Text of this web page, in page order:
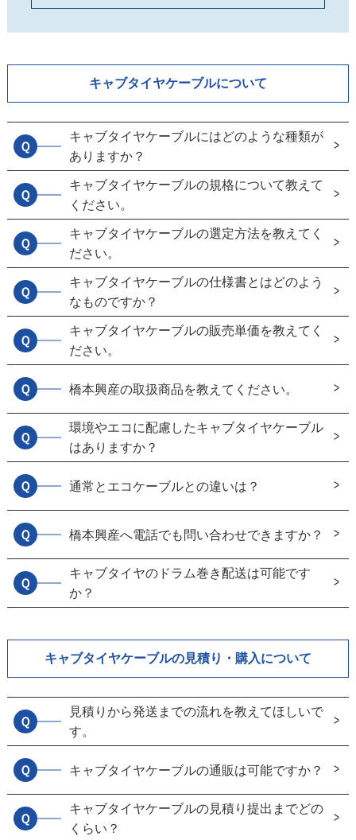
キャブタイヤケーブルについて
Ｑ
キャブタイヤケーブルにはどのような種類が
ありますか？
Ｑ
キャブタイヤケーブルの規格について教えて
ください。
Ｑ
キャブタイヤケーブルの選定方法を教えてく
ださい。
Ｑ
キャブタイヤケーブルの仕様書とはどのよう
なものですか？
Ｑ
キャブタイヤケーブルの販売単価を教えてく
ださい。
Ｑ 橋本興産の取扱商品を教えてください。
Ｑ
環境やエコに配慮したキャブタイヤケーブル
はありますか？
Ｑ 通常とエコケーブルとの違いは？
Ｑ 橋本興産へ電話でも問い合わせできますか？
Ｑ
キャブタイヤのドラム巻き配送は可能です
か？
キャブタイヤケーブルの見積り・購入について
Ｑ
見積りから発送までの流れを教えてほしいで
す。
Ｑ キャブタイヤケーブルの通販は可能ですか？
Ｑ
キャブタイヤケーブルの見積り提出までどの
くらい？